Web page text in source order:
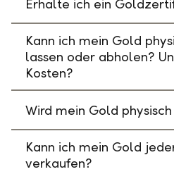
Erhalte ich ein
Kann ich mein Gold
lassen oder abholen?
Kosten?
Wird mein Gold
Kann ich mein Gold
verkaufen?